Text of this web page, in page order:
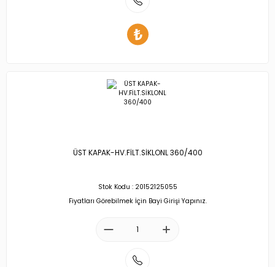
ÜST KAPAK-HV.FİLT.SİKLONL 360/400
Stok Kodu : 20152125055
Fiyatları Görebilmek İçin Bayi Girişi Yapınız.